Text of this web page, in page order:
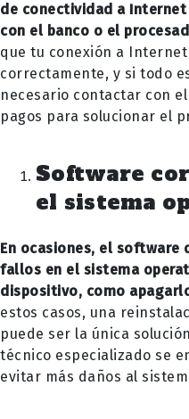
de conectividad a
con el banco o el
que tu conexión a
correctamente, y si todo
necesario contactar con
pagos para solucionar el
Software
el sistema
En ocasiones, el software
fallos en el sistema
dispositivo, como
estos casos, una
puede ser la única
técnico especializado se
evitar más daños al